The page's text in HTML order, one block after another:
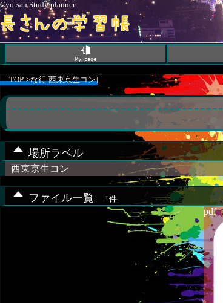
Cyo-san Study planner
My page
TOP->な行[西東京生コン]
場所ラベル
西東京生コン
ファイル一覧 1件
pdf